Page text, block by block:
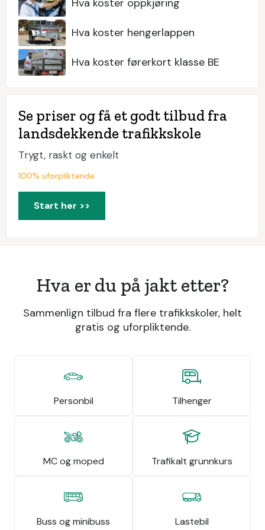
Hva koster oppkjøring
Hva koster hengerlappen
Hva koster førerkort klasse BE
Se priser og få et godt tilbud fra
landsdekkende trafikkskole
Trygt, raskt og enkelt
100% uforpliktende
Start her >>
Hva er du på jakt etter?
Sammenlign tilbud fra flere trafikkskoler, helt
gratis og uforpliktende.
Personbil Tilhenger
MC og moped Trafikalt grunnkurs
Buss og minibuss Lastebil